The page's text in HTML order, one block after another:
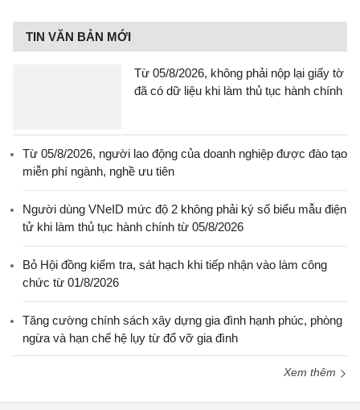
TIN VĂN BẢN MỚI
Từ 05/8/2026, không phải nộp lại giấy tờ
đã có dữ liệu khi làm thủ tục hành chính
Từ 05/8/2026, người lao động của doanh nghiệp được đào tạo
miễn phí ngành, nghề ưu tiên
Người dùng VNeID mức độ 2 không phải ký số biểu mẫu điện
tử khi làm thủ tục hành chính từ 05/8/2026
Bỏ Hội đồng kiểm tra, sát hạch khi tiếp nhận vào làm công
chức từ 01/8/2026
Tăng cường chính sách xây dựng gia đình hạnh phúc, phòng
ngừa và hạn chế hệ lụy từ đổ vỡ gia đình
Xem thêm